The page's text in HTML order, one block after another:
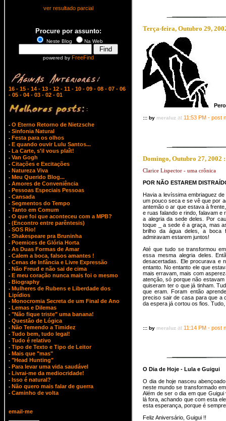
ver resultado parcial
Procure por assunto:
Neste Blog Na Web
powered by FreeFind
16 - 15 - 14 - 13 - 12 - 11 - 10 - 09 - 08 - 07 - 06
- 05 - 04 - 03 - 02 - 01
:
- O Eterno Retorno de Nietzsche
- Sinfonia Natural
- Festa para os olhos
- E quando ouvir Lulu Santos...
- La Carte, s'il vous plaît!
- Van Gogh
- Citações e Excitações
- Natureza Viva
- Meu Querido Blog...
- Amores de Conveniência
- Pessoas Especiais Pessoas
- Cansada
- Segmentos do Tempo
- Tanto em Comum
- O que foi que aconteceu com a MPB?
- (Encontro entre parêntesis)
- SOS Rio!
- Shakespeare pra Bruninha
- Poemices de Glória Horta
- As Duas Formas de Amar
- Calem a boca, falsos amantes !
- Cenas de Infância e Livre Expressão
- Não Freud e não sai de cima
- E meu coração nunca mais foi o mesmo
- Biography
- Mulheres de Rubens e Liberdade dos
Lipídios
- Monocromia Secreta de um Final de Ano
- Lemas e Dilemas
- "Não fique triste" uma banana!
- Questão de Lógica
- Não Temendo a Timidez
- Tudo bem, tudo legal!
- Tudo é relativo
- Tipo de Texto e Tipo de Leitor
- Mais que "mas"
- "Head Hunting"
- Para levar uma vida saudável
- Livrai-me da mediocridade!
- Isso é natural?
- Não quero mais falar de guerra
- Caminho de volta
email-me
Terça-feira, Outubro 29,
::: by meraluz at 11:53 PM - post
Domingo, Outubro 27, 2002
Clarice Lispector - uma crônica
POR NÃO ESTAREM
Havia a levíssima embriaguez
um pouco seca e se vê que por
antemão o ar que estava à
e ruas falando e rindo, falavam e
a alegria da sede deles. Por
toque _ a sede é a graça, mas
brilho da água deles, a boca
admiravam estarem juntos!
Até que tudo se transformou
essa mesma alegria deles.
desacertadas. Ele procurava e
entanto. No entanto ele que
mais erravam, mais com
atenção, só por­que não
quiseram ter o que já tinham.
que eram. Foram então
preciso sair de casa para que a
da espera já cortou os fios.
::: by meraluz at 11:14 PM - post
O Dia de Hoje - Lula e Guigui
O dia de hoje nasceu
neste mundo se transformado
Além de ser o dia em que
lá fora, achando que com esta
esta esperança, porque é
Feliz Aniversário, Guigui !!